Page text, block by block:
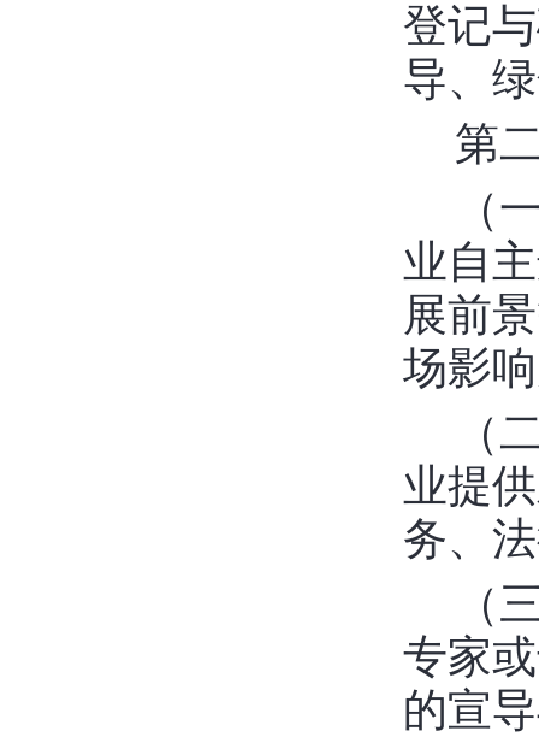
登记
导、
第
（
业自
展前
场影
（
业提
务、
（
专家
的宣